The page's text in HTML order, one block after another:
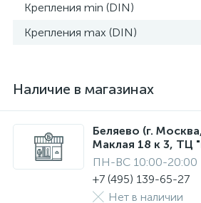
Крепления min (DIN)
Крепления max (DIN)
Наличие в магазинах
Беляево (г.
Маклая 18 к 3, ТЦ
ПН-ВС 10:00-20:00
+7 (495) 139-65-27
Нет в наличии